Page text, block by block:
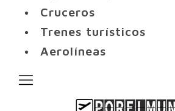
Cruceros
Trenes turísticos
Aerolíneas